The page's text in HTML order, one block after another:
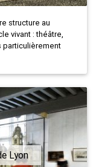
structure au
vivant : théâtre,
particulièrement
Lyon